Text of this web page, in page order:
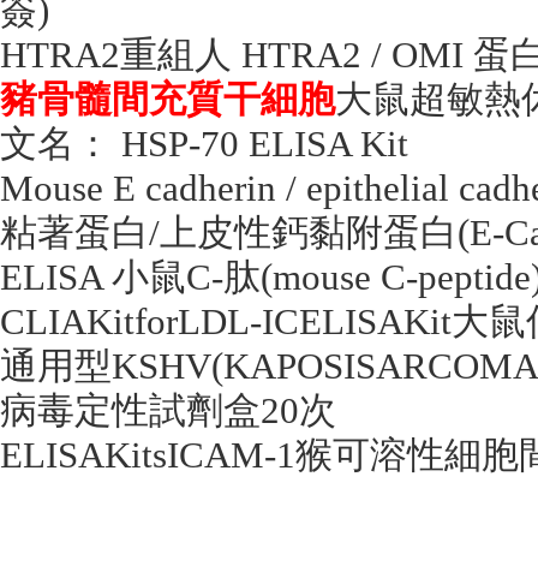
簽)
HTRA2重組人 HTRA2 / OMI 蛋
豬骨髓間充質干細胞大鼠超敏熱
文名：
HSP-70 ELISA Kit
Mouse E cadherin / epithelial
粘著蛋白/上皮性鈣黏附蛋白(E-
ELISA小鼠C-肽(mouse C-
CLIAKitforLDL-ICELISAKit大鼠
通用型
病毒定性試劑盒20次
ELISAKitsICAM-1猴可溶性細胞